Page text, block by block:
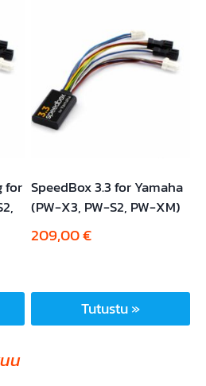
for SpeedBox 3.3 for Yamaha
(PW-X3, PW-S2, PW-XM)
209,00€
Tutustu »